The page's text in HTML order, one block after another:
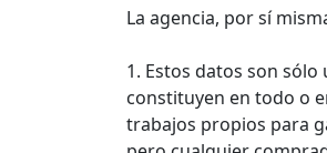
La agencia, por sí
1. Estos datos son
constituyen en todo o
trabajos propios para